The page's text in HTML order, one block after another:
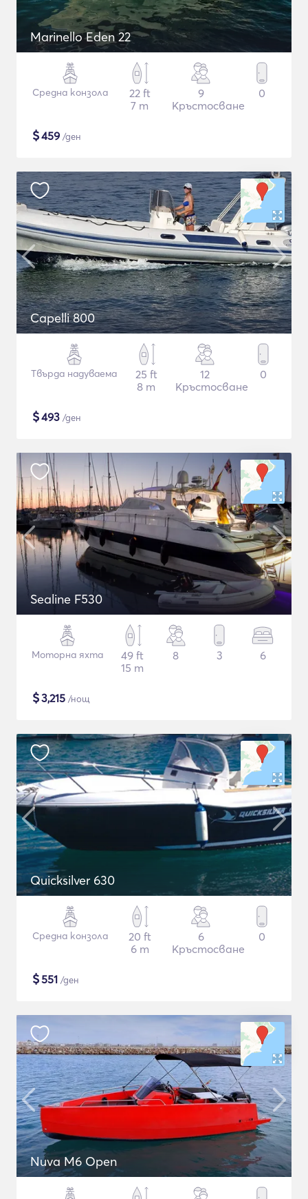
Marinello Eden 22
Средна конзола
22 ft
7 m
9
Кръстосване
0
$459 /ден
Capelli 800
Твърда надуваема
25 ft
8 m
12
Кръстосване
0
$493 /ден
Sealine F530
Моторна яхта
49 ft
15 m
8 3 6
$3,215 /нощ
Quicksilver 630
Средна конзола
20 ft
6 m
6
Кръстосване
0
$551 /ден
Nuva M6 Open